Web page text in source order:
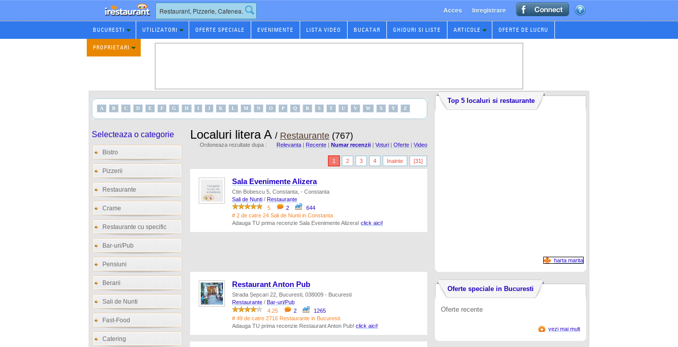
Rezervare
Restaurant
Acces Inregistrare
BUCURESTI UTILIZATORI OFERTE SPECIALE EVENIMENTE LISTA VIDEO BUCATAR GHIDURI SI LISTE ARTICOLE OFERTE DE LUCRU
PROPRIETARI
A B C D E F G H I J K L M N O P Q R S T U V W X Y Z
Selecteaza o categorie
Bistro
Pizzerii
Restaurante
Crame
Restaurante cu specific
Bar-uri/Pub
Pensiuni
Berarii
Sali de Nunti
Fast-Food
Catering
Localuri litera A / Restaurante (767)
Ordoneaza rezultate dupa : Relevanta | Recente | Numar recenzii | Voturi | Oferte | Video
1 2 3 4 Inainte [31]
Sala Evenimente Alizera
Ctin Bobescu 5, Constanta, - Constanta
Sali de Nunti / Restaurante
5
2
644
# 2 de catre 24 Sali de Nunti in Constanta
Adauga TU prima recenzie Sala Evenimente Alizera! click aici!
Restaurant Anton Pub
Strada Șepcari 22, Bucuresti, 038009 - Bucuresti
Restaurante / Bar-uri/Pub
4.25
2
1265
# 49 de catre 2716 Restaurante in Bucuresti
Adauga TU prima recenzie Restaurant Anton Pub! click aici!
Top 5 localuri si restaurante
harta marita
Oferte speciale in Bucuresti
Oferte recente
vezi mai mult